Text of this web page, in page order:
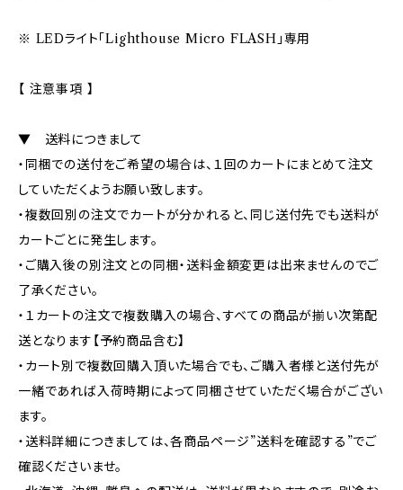
※ LEDライト「Lighthouse Micro FLASH」専用
【 注意事項 】
▼ 送料につきまして
・同梱での送付をご希望の場合は、１回のカートにまとめて注文
していただくようお願い致します。
・複数回別の注文でカートが分かれると、同じ送付先でも送料が
カートごとに発生します。
・ご購入後の別注文との同梱・送料金額変更は出来ませんのでご
了承ください。
・１カートの注文で複数購入の場合、すべての商品が揃い次第配
送となります【予約商品含む】
・カート別で複数回購入頂いた場合でも、ご購入者様と送付先が
一緒であれば入荷時期によって同梱させていただく場合がござい
ます。
・送料詳細につきましては、各商品ページ”送料を確認する”でご
確認くださいませ。